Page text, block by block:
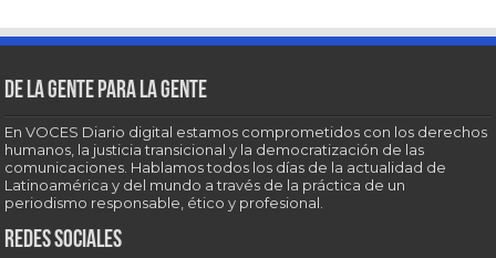
De la gente para la gente
En VOCES Diario digital estamos comprometidos con los derechos
humanos, la justicia transicional y la democratización de las
comunicaciones. Hablamos todos los días de la actualidad de
Latinoamérica y del mundo a través de la práctica de un
periodismo responsable, ético y profesional.
Redes sociales